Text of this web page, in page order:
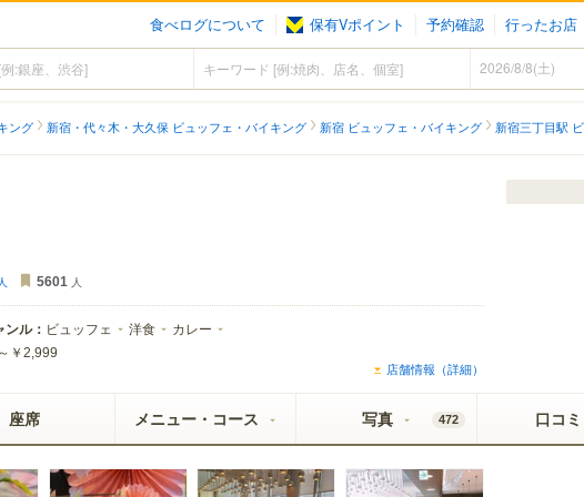
食べログについて 保有Vポイント 予約確認 行ったお店
ング 新宿・代々木・大久保 ビュッフェ・バイキング 新宿 ビュッフェ・バイキング 新宿三丁目駅
人 5601 人
ンル： ビュッフェ 洋食 カレー
￥2,999
店舗情報（詳細）
座席 メニュー・コース 写真 472 口コミ